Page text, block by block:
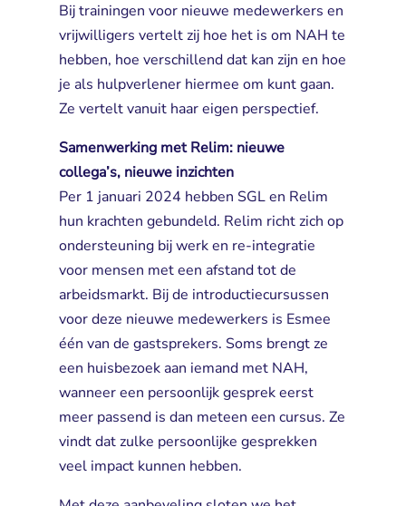
Bij trainingen voor nieuwe medewerkers en
vrijwilligers vertelt zij hoe het is om NAH te
hebben, hoe verschillend dat kan zijn en hoe
je als hulpverlener hiermee om kunt gaan.
Ze vertelt vanuit haar eigen perspectief.
Samenwerking met Relim: nieuwe
collega’s, nieuwe inzichten
Per 1 januari 2024 hebben SGL en Relim
hun krachten gebundeld. Relim richt zich op
ondersteuning bij werk en re‑integratie
voor mensen met een afstand tot de
arbeidsmarkt. Bij de introductiecursussen
voor deze nieuwe medewerkers is Esmee
één van de gastsprekers. Soms brengt ze
een huisbezoek aan iemand met NAH,
wanneer een persoonlijk gesprek eerst
meer passend is dan meteen een cursus. Ze
vindt dat zulke persoonlijke gesprekken
veel impact kunnen hebben.